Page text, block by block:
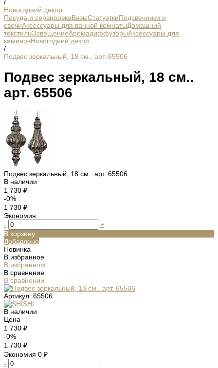
/
Новогодний декор
Посуда и сервировкаВазыСтатуэткиПодсвечники и
свечиАксессуары для ванной комнатыДомашний
текстильОсвещениеАромадиффузорыАксессуары для
каминовНовогодний декор
/
Подвес зеркальный, 18 см.. арт. 65506
Подвес зеркальный, 18 см..
арт. 65506
Подвес зеркальный, 18 см.. арт. 65506
В наличии
1 730 ₽
-0%
1 730 ₽
Экономия
-
+
В корзину
Добавлено
Новинка
В избранное
В избранном
В сравнение
В сравнении
Артикул: 65506
В наличии
Цена
1 730 ₽
-0%
1 730 ₽
Экономия 0 ₽
-